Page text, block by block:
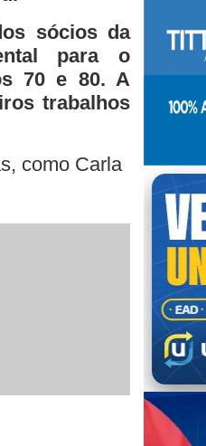
sócios da
para o
70 e 80. A
trabalhos
como Carla